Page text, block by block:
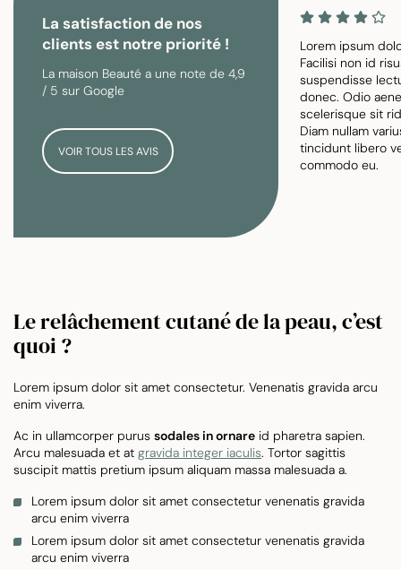
La satisfaction de nos
clients est notre priorité !
La maison Beauté a une note de 4,9
/ 5 sur Google
VOIR TOUS LES AVIS
Lorem ipsum
Facilisi non id
suspendisse
donec. Odio
scelerisque sit
Diam nullam
tincidunt libero
commodo eu.
Le relâchement cutané de la peau, c’est
quoi ?
Lorem ipsum dolor sit amet consectetur. Venenatis gravida arcu
enim viverra.
Ac in ullamcorper purus sodales in ornare id pharetra sapien.
Arcu malesuada et at gravida integer iaculis. Tortor sagittis
suscipit mattis pretium ipsum aliquam massa malesuada a.
Lorem ipsum dolor sit amet consectetur venenatis gravida
arcu enim viverra
Lorem ipsum dolor sit amet consectetur venenatis gravida
arcu enim viverra